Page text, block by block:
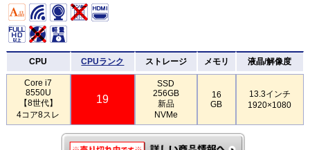
CPU CPUランク ストレージ メモリ 液晶/解像度
Core i7
8550U
【8世代】
4コア8スレ
19
SSD
256GB
新品
NVMe
16
GB
13.3インチ
1920×1080